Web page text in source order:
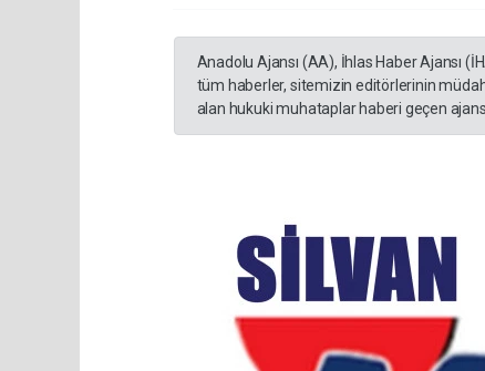
Anadolu Ajansı (AA), İhlas Haber Ajansı
tüm haberler, sitemizin editörlerinin
alan hukuki muhataplar haberi geçen